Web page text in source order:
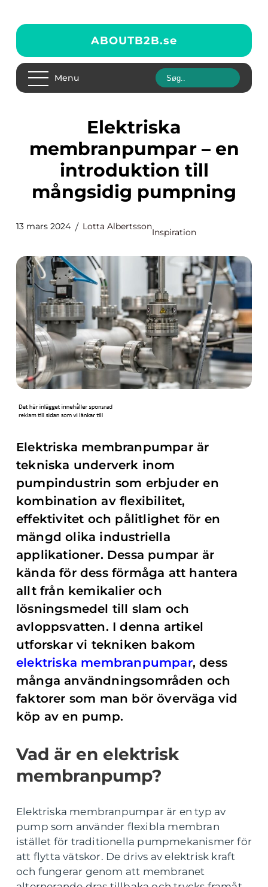
ABOUTB2B.se
Menu
Elektriska
membranpumpar – en
introduktion till
mångsidig pumpning
13 mars 2024 Lotta Albertsson
Inspiration
Elektriska membranpumpar är
tekniska underverk inom
pumpindustrin som erbjuder en
kombination av flexibilitet,
effektivitet och pålitlighet för en
mängd olika industriella
applikationer. Dessa pumpar är
kända för dess förmåga att hantera
allt från kemikalier och
lösningsmedel till slam och
avloppsvatten. I denna artikel
utforskar vi tekniken bakom
elektriska membranpumpar, dess
många användningsområden och
faktorer som man bör överväga vid
köp av en pump.
Vad är en elektrisk
membranpump?
Elektriska membranpumpar är en typ av
pump som använder flexibla membran
istället för traditionella pumpmekanismer för
att flytta vätskor. De drivs av elektrisk kraft
och fungerar genom att membranet